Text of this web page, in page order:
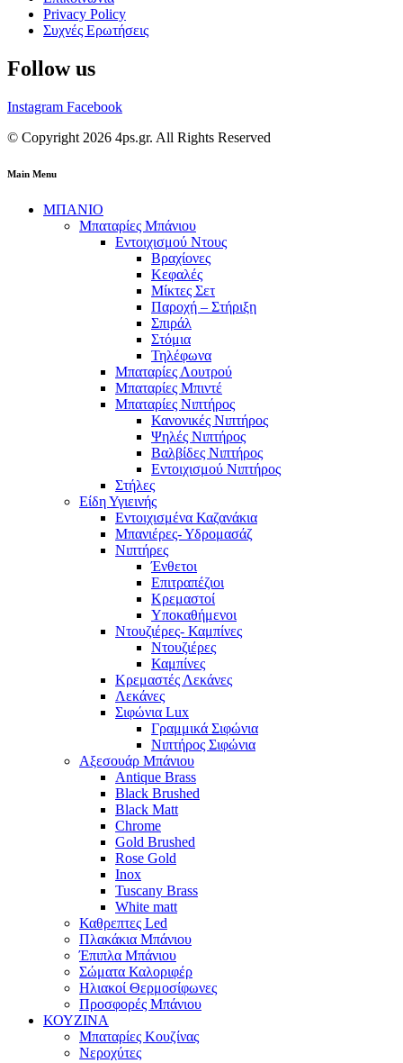
Privacy Policy
Συχνές Ερωτήσεις
Follow us
Instagram Facebook
© Copyright 2026 4ps.gr. All Rights Reserved
Main Menu
ΜΠΑΝΙΟ
Μπαταρίες Μπάνιου
Εντοιχισμού Ντους
Βραχίονες
Κεφαλές
Μίκτες Σετ
Παροχή – Στήριξη
Σπιράλ
Στόμια
Τηλέφωνα
Μπαταρίες Λουτρού
Μπαταρίες Μπιντέ
Μπαταρίες Νιπτήρος
Κανονικές Νιπτήρος
Ψηλές Νιπτήρος
Βαλβίδες Νιπτήρος
Εντοιχισμού Νιπτήρος
Στήλες
Είδη Υγιεινής
Εντοιχισμένα Καζανάκια
Μπανιέρες- Υδρομασάζ
Νιπτήρες
Ένθετοι
Επιτραπέζιοι
Κρεμαστοί
Υποκαθήμενοι
Ντουζιέρες- Καμπίνες
Ντουζιέρες
Καμπίνες
Κρεμαστές Λεκάνες
Λεκάνες
Σιφώνια Lux
Γραμμικά Σιφώνια
Νιπτήρος Σιφώνια
Αξεσουάρ Μπάνιου
Antique Brass
Black Brushed
Black Matt
Chrome
Gold Brushed
Rose Gold
Inox
Tuscany Brass
White matt
Καθρεπτες Led
Πλακάκια Μπάνιου
Έπιπλα Μπάνιου
Σώματα Καλοριφέρ
Ηλιακοί Θερμοσίφωνες
Προσφορές Μπάνιου
ΚΟΥΖΙΝΑ
Μπαταρίες Κουζίνας
Νεροχύτες